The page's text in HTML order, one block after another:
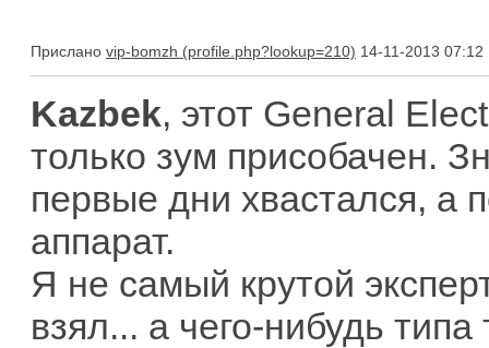
Прислано vip-bomzh 14-11-2013 07:12
Kazbek, этот General
только зум присобачен.
первые дни хвастался, а
аппарат.
Я не самый крутой
взял... а чего-нибудь типа